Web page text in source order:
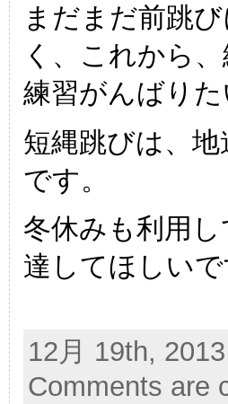
まだまだ前跳
く、これから
練習がんばり
短縄跳びは、
です。
冬休みも利用
達してほしい
12月 19th,
Comments are